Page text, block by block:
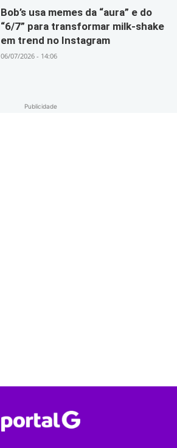
Bob’s usa memes da “aura” e do
“6/7” para transformar milk-shake
em trend no Instagram
06/07/2026 - 14:06
Publicidade